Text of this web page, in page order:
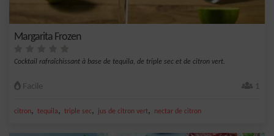
Margarita Frozen
Cocktail rafraîchissant à base de tequila, de triple sec et de citron vert.
Facile 1
citron, tequila, triple sec, jus de citron vert, nectar de citron